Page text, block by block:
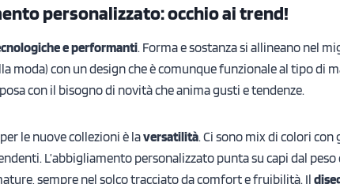
personalizzato: occhio ai trend!
e performanti. Forma e sostanza si allineano nel
moda) con un design che è comunque funzionale al tipo di
con il bisogno di novità che anima gusti e tendenze.
le nuove collezioni è laversatilità. Ci sono mix di colori
L’abbigliamento personalizzato punta su capi dal
sempre nel solco tracciato da comfort e fruibilità. Il